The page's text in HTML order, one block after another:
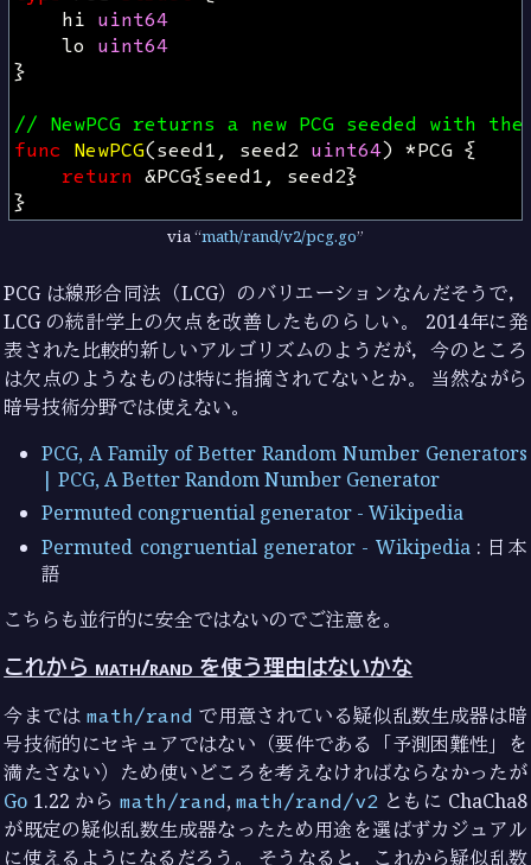
hi uint64
lo uint64
}
// NewPCG returns a new PCG seeded with
func NewPCG(seed1 , seed2 uint64) *PCG {
return &PCG{seed1 , seed2}
}
via math/rand/v2/pcg.go
PCG は線形合同法（LCG）のバリエーションなんだそうで，
LCG の統計学上の欠点を改善したものらしい。 2014年に発
表された比較的新しいアルゴリズムのようだが，今のところ
は欠点のようなものは特に指摘されてないとか。 当然ながら
暗号技術分野では使えない。
PCG, A Family of Better Random Number Generators
| PCG, A Better Random Number Generator
Permuted congruential generator - Wikipedia
Permuted congruential generator - Wikipedia: 日本
語
こちらも並行的に安全ではないのでご注意を。
これから math/rand を使う理由はないかな
今までは math/rand で用意されている疑似乱数生成器は暗
号技術的にセキュアではない（要件である「予測困難性」を
満たさない）ため使いどころを考えなければならなかったが
Go 1.22 から math/rand,math/rand/v2 ともに ChaCha8
が既定の疑似乱数生成器なったため用途を選ばずカジュアル
に使えるようになるだろう。 そうなると，これから疑似乱数